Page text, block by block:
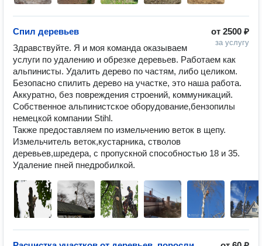
от 2500 ₽
за услугу
Спил деревьев
Здравствуйте. Я и моя команда оказываем
услуги по удалению и обрезке деревьев. Работаем как
альпинисты. Удалить дерево по частям, либо целиком.
Безопасно спилить дерево на участке, это наша работа.
Аккуратно, без повреждения строений, коммуникаций.
Собственное альпинистское оборудование,бензопилы
немецкой компании Stihl.
Также предоставляем по измельчению веток в щепу.
Измельчитель веток,кустарника, стволов
деревьев,шредера, с пропускной способностью 18 и 35.
Удаление пней пнедробилкой.